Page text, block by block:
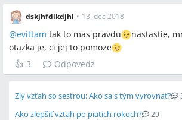
dskjhfdlkdjhl • 13. dec 2018
@evittam tak to mas pravdu
nastastie,
otazka je, ci jej to pomoze
👍 3 Odpovedz
Zlý vzťah so sestrou: Ako sa s tým vyrovnať?
Ako zlepšiť vzťah po piatich rokoch?
29